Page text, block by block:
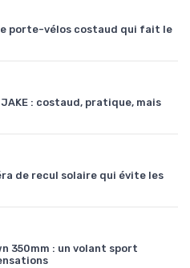
porte-vélos costaud qui fait le
JAKE : costaud, pratique, mais
de recul solaire qui évite les
350mm : un volant sport